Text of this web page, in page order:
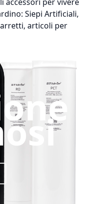
Siepi Artificiali,
articoli per